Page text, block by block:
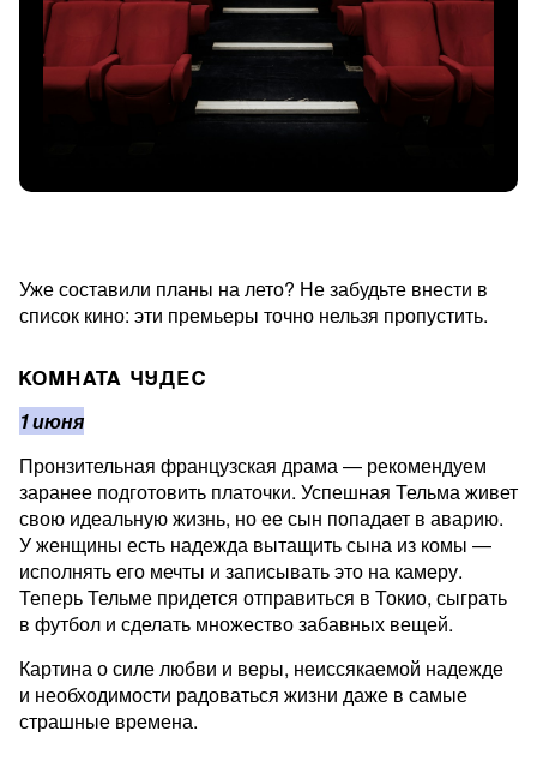
Уже составили планы на лето? Не забудьте внести в
список кино: эти премьеры точно нельзя пропустить.
КОМНАТА ЧУДЕС
1 июня
Пронзительная французская драма — рекомендуем
заранее подготовить платочки. Успешная Тельма живет
свою идеальную жизнь, но ее сын попадает в аварию.
У женщины есть надежда вытащить сына из комы —
исполнять его мечты и записывать это на камеру.
Теперь Тельме придется отправиться в Токио, сыграть
в футбол и сделать множество забавных вещей.
Картина о силе любви и веры, неиссякаемой надежде
и необходимости радоваться жизни даже в самые
страшные времена.